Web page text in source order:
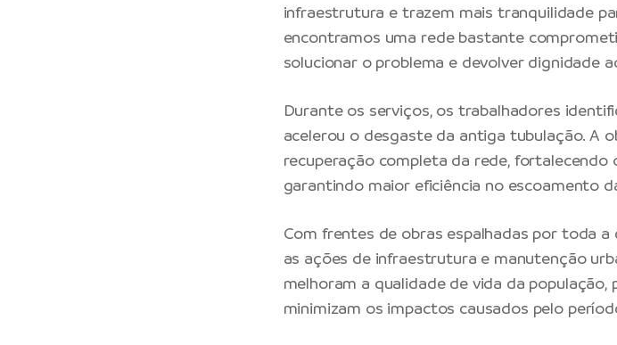
infraestrutura e trazem mais tranquilidade
encontramos uma rede bastante
solucionar o problema e devolver dignidade
Durante os serviços, os trabalhadores
acelerou o desgaste da antiga tubulação. A
recuperação completa da rede,
garantindo maior eficiência no escoamento
Com frentes de obras espalhadas por toda
as ações de infraestrutura e manutenção
melhoram a qualidade de vida da
minimizam os impactos causados pelo